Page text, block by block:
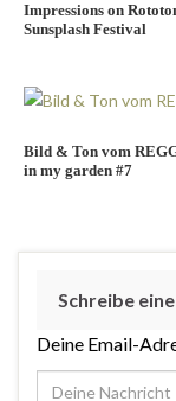
Impressions on
Sunsplash Festival
Bild & Ton vom
in my garden #7
Schreibe
Deine Email-